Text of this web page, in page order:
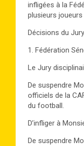
infligées à la
plusieurs
Décisions du
1. Fédération
Le Jury
De suspendre
officiels de la
du football.
D’infliger à
De suspendre